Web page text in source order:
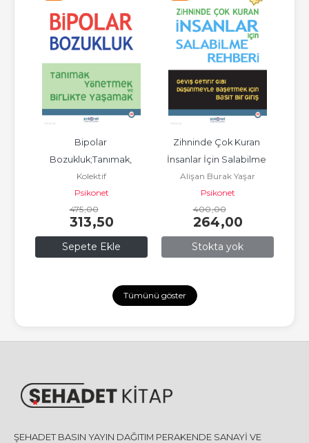
Sepete Ekle
Bipolar
Bozukluk;Tanımak,
Yönetmek ve Birlikte
Yaşamak
Kolektif
Psikonet
475,00
313,50
Stokta yok
Zihninde Çok Kuran
İnsanlar İçin Salabilme
Rehberi
Alişan Burak Yaşar
Psikonet
400,00
264,00
Tümünü göster
ŞEHADET BASIN YAYIN DAĞITIM PERAKENDE SANAYİ VE